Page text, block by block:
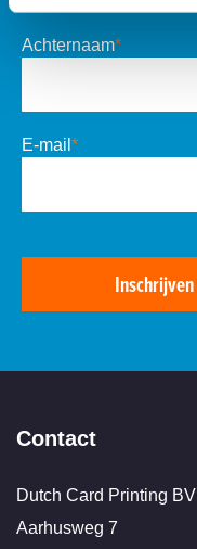
Achternaam*
E-mail *
Inschrijven
Contact
Dutch Card Printing BV
Aarhusweg 7